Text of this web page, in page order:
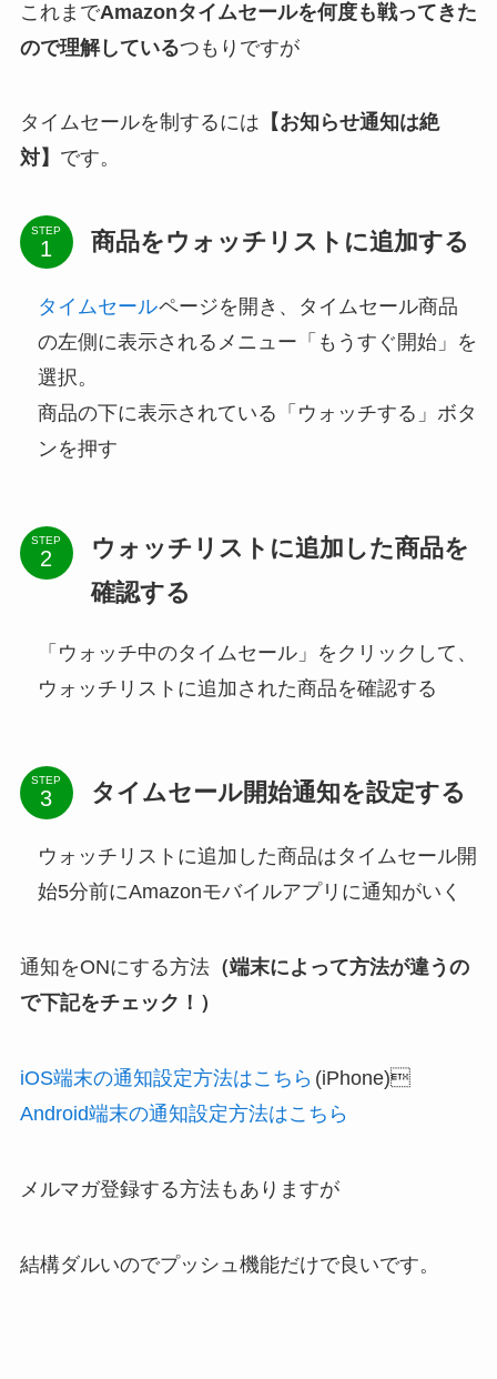
これまでAmazonタイムセールを何度も戦ってきた
ので理解しているつもりですが
タイムセールを制するには 【お知らせ通知は絶
対】 です。
STEP 商品をウォッチリストに追加する
タイムセールページを開き、タイムセール商品
の左側に表示されるメニュー「もうすぐ開始」を
選択。
商品の下に表示されている「ウォッチする」ボタ
ンを押す
STEP
ウォッチリストに追加した商品を
確認する
「ウォッチ中のタイムセール」をクリックして、
ウォッチリストに追加された商品を確認する
STEP タイムセール開始通知を設定する
ウォッチリストに追加した商品はタイムセール開
始5分前にAmazonモバイルアプリに通知がいく
通知をONにする方法（端末によって方法が違うの
で下記をチェック！）
iOS端末の通知設定方法はこちら (iPhone)
Android端末の通知設定方法はこちら
メルマガ登録する方法もありますが
結構ダルいのでプッシュ機能だけで良いです。